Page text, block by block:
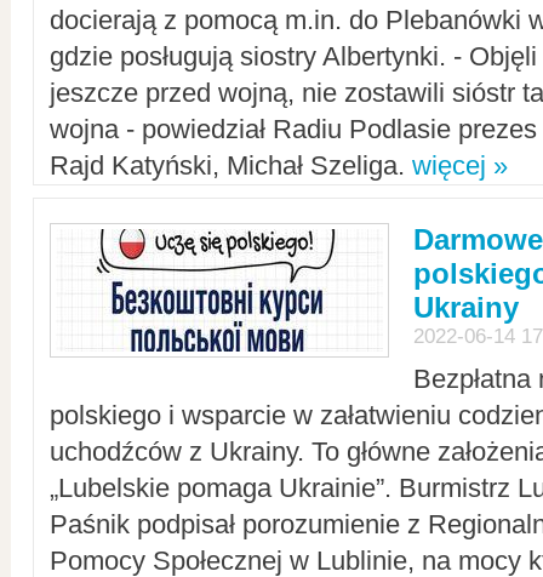
docierają z pomocą m.in. do Plebanówki
gdzie posługują siostry Albertynki. -
jeszcze przed wojną, nie zostawili sióstr
wojna - powiedział Radiu Podlasie
Rajd Katyński, Michał Szeliga. więcej »
Ukrainy
2022-06-14
polskiego i wsparcie w załatwieniu
uchodźców z Ukrainy. To główne
„Lubelskie pomaga Ukrainie”. Burmistrz
Paśnik podpisał porozumienie z
Pomocy Społecznej w Lublinie, na mocy